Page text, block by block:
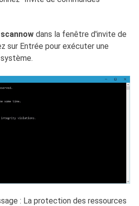
scannowdans la fenêtre d'invite de
sur Entrée pour exécuter une
: La protection des ressources